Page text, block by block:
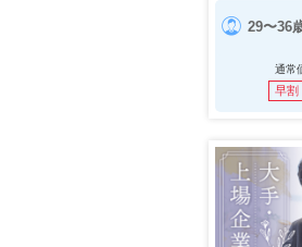
29〜36
通常
早割